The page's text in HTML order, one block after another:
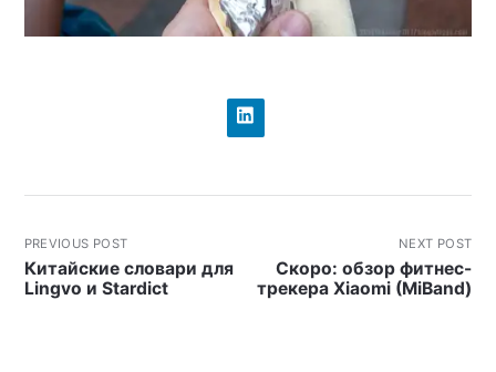
PREVIOUS POST
Китайские словари для
Lingvo и Stardict
NEXT POST
Скоро: обзор фитнес-
трекера Xiaomi (MiBand)